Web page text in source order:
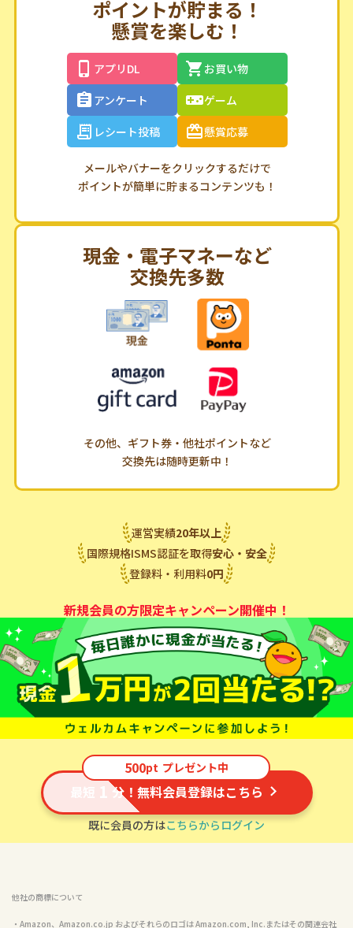
ポイントが貯まる！
懸賞を楽しむ！
アプリDL
お買い物
アンケート
ゲーム
レシート投稿
懸賞応募
メールやバナーをクリックするだけで
ポイントが簡単に貯まるコンテンツも！
現金・電子マネーなど
交換先多数
その他、ギフト券・他社ポイントなど
交換先は随時更新中！
運営実績20年以上
国際規格ISMS認証を取得安心・安全
登録料・利用料0円
新規会員の方限定キャンペーン開催中！
500pt プレゼント中
最短 1 分！無料会員登録はこちら
既に会員の方はこちらからログイン
他社の商標について
・Amazon、Amazon.co.jp およびそれらのロゴは Amazon.com, Inc.またはその関連会社